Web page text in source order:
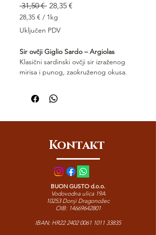
31,50 € Redovna
cijena
28,35 €
28,35 € / 1kg
28,35 €
za
Kilogram
Uključen PDV
Sir ovčji Giglio Sardo – Argiolas
Klasični sardinski ovčji sir izraženog
mirisa i punog, zaokruženog okusa.
Giglio Sardo Argiolas odlikuje se
čvrstom, ali kremastom teksturom te
svestranim dodatkom jelima. Izvrstan
dio autentičnog mediteranskog
Kontakt
BUON GUSTO d.o.o.
Vodovodna ulica 19A
10253 Donji Dragonožec
OIB: 14669642801
IBAN: HR222402 0061 1011 33835